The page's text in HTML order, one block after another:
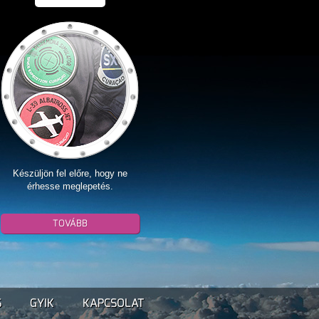
Készüljön fel előre, hogy ne
érhesse meglepetés.
TOVÁBB
GYIK KAPCSOLAT